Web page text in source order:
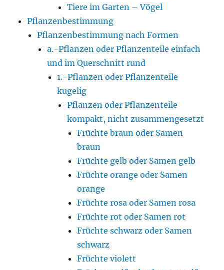
Tiere im Garten – Vögel
Pflanzenbestimmung
Pflanzenbestimmung nach Formen
a.-Pflanzen oder Pflanzenteile einfach
und im Querschnitt rund
1.-Pflanzen oder Pflanzenteile
kugelig
Pflanzen oder Pflanzenteile
kompakt, nicht zusammengesetzt
Früchte braun oder Samen
braun
Früchte gelb oder Samen gelb
Früchte orange oder Samen
orange
Früchte rosa oder Samen rosa
Früchte rot oder Samen rot
Früchte schwarz oder Samen
schwarz
Früchte violett